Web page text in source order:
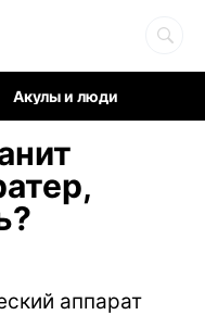
Акулы и люди
аппарат